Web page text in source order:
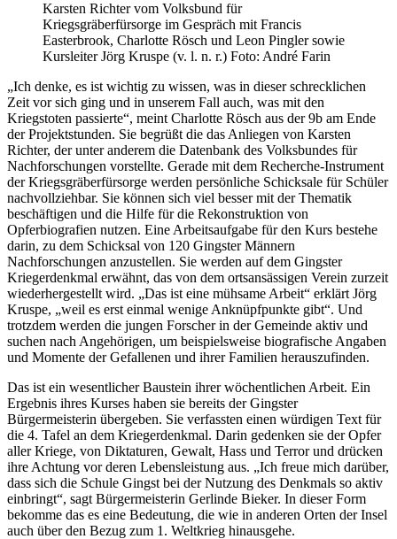
Karsten Richter vom Volksbund für
Kriegsgräberfürsorge im Gespräch mit Francis
Easterbrook, Charlotte Rösch und Leon Pingler sowie
Kursleiter Jörg Kruspe (v. l. n. r.) Foto: André Farin
„Ich denke, es ist wichtig zu wissen, was in dieser schrecklichen
Zeit vor sich ging und in unserem Fall auch, was mit den
Kriegstoten passierte“, meint Charlotte Rösch aus der 9b am Ende
der Projektstunden. Sie begrüßt die das Anliegen von Karsten
Richter, der unter anderem die Datenbank des Volksbundes für
Nachforschungen vorstellte. Gerade mit dem Recherche-Instrument
der Kriegsgräberfürsorge werden persönliche Schicksale für Schüler
nachvollziehbar. Sie können sich viel besser mit der Thematik
beschäftigen und die Hilfe für die Rekonstruktion von
Opferbiografien nutzen. Eine Arbeitsaufgabe für den Kurs bestehe
darin, zu dem Schicksal von 120 Gingster Männern
Nachforschungen anzustellen. Sie werden auf dem Gingster
Kriegerdenkmal erwähnt, das von dem ortsansässigen Verein zurzeit
wiederhergestellt wird. „Das ist eine mühsame Arbeit“ erklärt Jörg
Kruspe, „weil es erst einmal wenige Anknüpfpunkte gibt“. Und
trotzdem werden die jungen Forscher in der Gemeinde aktiv und
suchen nach Angehörigen, um beispielsweise biografische Angaben
und Momente der Gefallenen und ihrer Familien herauszufinden.
Das ist ein wesentlicher Baustein ihrer wöchentlichen Arbeit. Ein
Ergebnis ihres Kurses haben sie bereits der Gingster
Bürgermeisterin übergeben. Sie verfassten einen würdigen Text für
die 4. Tafel an dem Kriegerdenkmal. Darin gedenken sie der Opfer
aller Kriege, von Diktaturen, Gewalt, Hass und Terror und drücken
ihre Achtung vor deren Lebensleistung aus. „Ich freue mich darüber,
dass sich die Schule Gingst bei der Nutzung des Denkmals so aktiv
einbringt“, sagt Bürgermeisterin Gerlinde Bieker. In dieser Form
bekomme das es eine Bedeutung, die wie in anderen Orten der Insel
auch über den Bezug zum 1. Weltkrieg hinausgehe.